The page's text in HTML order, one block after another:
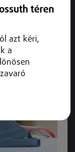
csalások
téren
azt kéri,
a